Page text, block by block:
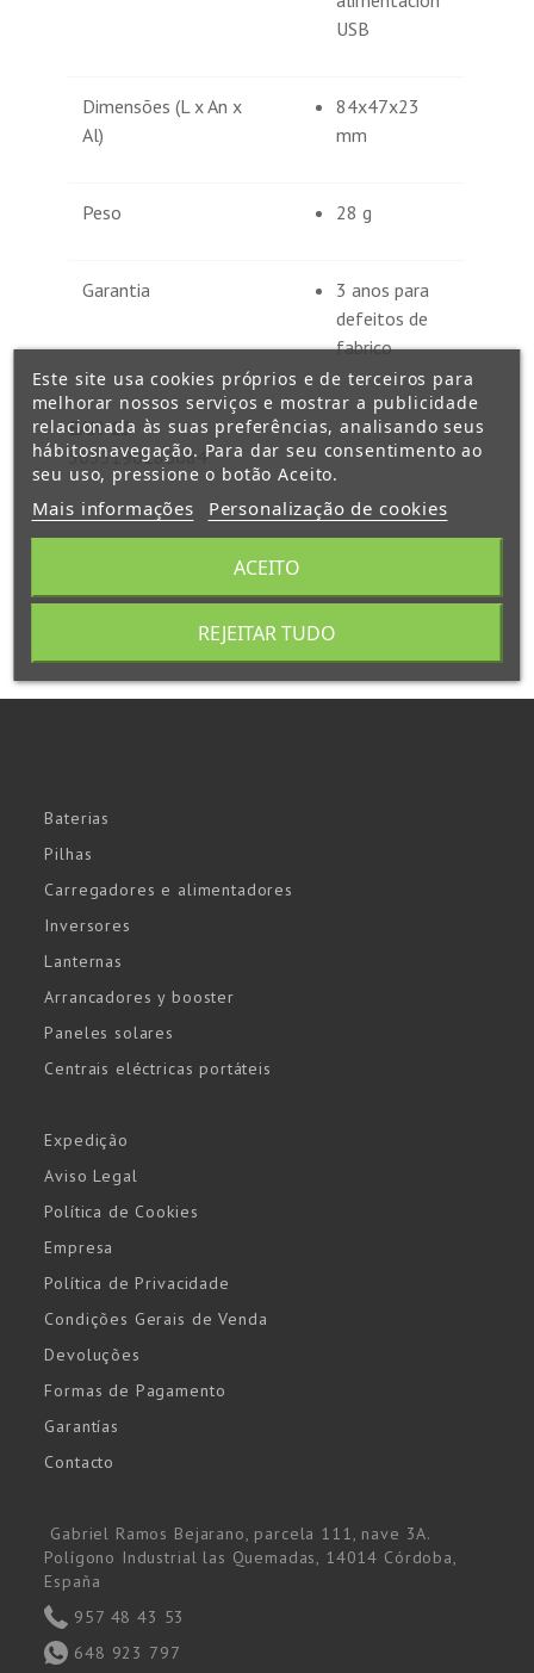
USB
Dimensões (L x An x
Al)
84x47x23
mm
Peso 28 g
Garantia
3 anos para
defeitos de
fabrico
EAN-13
5055190186084
Baterias
Pilhas
Carregadores e alimentadores
Inversores
Lanternas
Arrancadores y booster
Paneles solares
Centrais eléctricas portáteis
Expedição
Aviso Legal
Política de Cookies
Empresa
Política de Privacidade
Condições Gerais de Venda
Devoluções
Formas de Pagamento
Garantías
Contacto
Gabriel Ramos Bejarano, parcela 111, nave 3A.
Polígono Industrial las Quemadas, 14014 Córdoba,
España
957 48 43 53
648 923 797
Este site usa cookies próprios e de terceiros para
melhorar nossos serviços e mostrar a publicidade
relacionada às suas preferências, analisando seus
hábitosnavegação. Para dar seu consentimento ao
seu uso, pressione o botão Aceito.
Mais informações Personalização de cookies
REJEITAR TUDO
ACEITO